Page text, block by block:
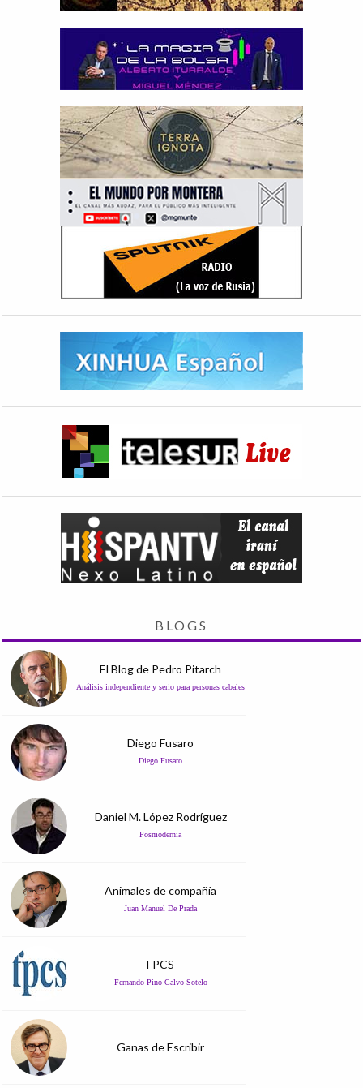
BLOGS
El Blog de Pedro Pitarch
Análisis independiente y serio para personas cabales
Diego Fusaro
Diego Fusaro
Daniel M. López Rodríguez
Posmodernia
Animales de compañía
Juan Manuel De Prada
FPCS
Fernando Pino Calvo Sotelo
Ganas de Escribir